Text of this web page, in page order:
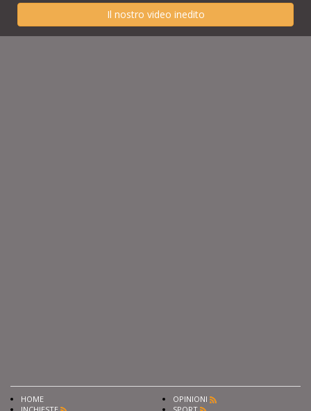
Il nostro video inedito
HOME
OPINIONI